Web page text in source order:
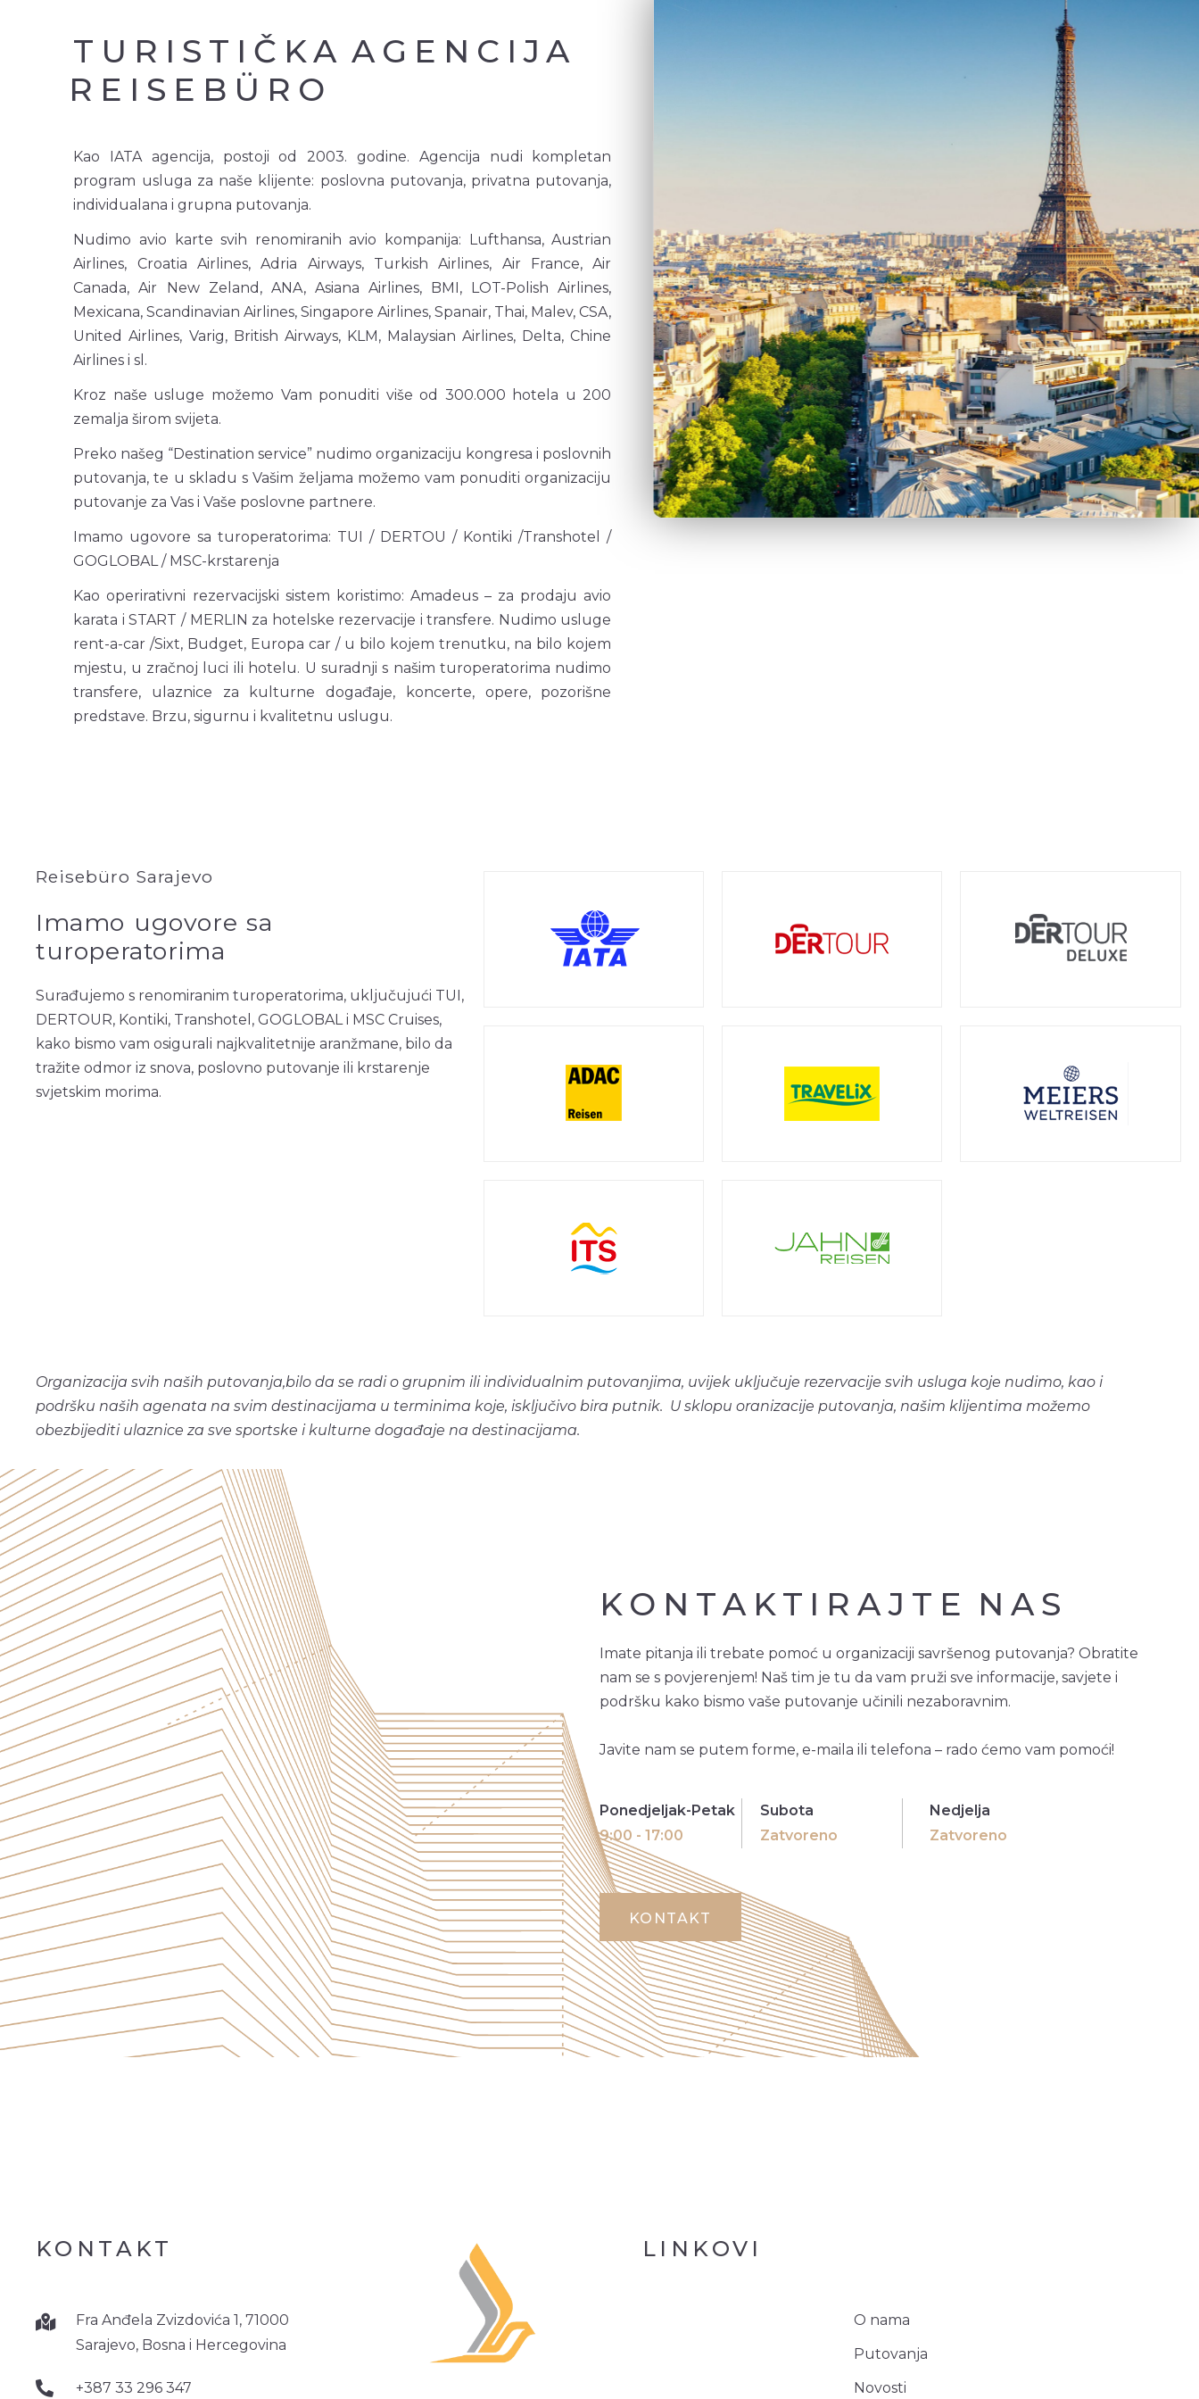
TURISTIČKA AGENCIJA
REISEBÜRO
Kao IATA agencija, postoji od 2003. godine. Agencija nudi kompletan
program usluga za naše klijente: poslovna putovanja, privatna putovanja,
individualana i grupna putovanja.
Nudimo avio karte svih renomiranih avio kompanija: Lufthansa, Austrian
Airlines, Croatia Airlines, Adria Airways, Turkish Airlines, Air France, Air
Canada, Air New Zeland, ANA, Asiana Airlines, BMI, LOT-Polish Airlines,
Mexicana, Scandinavian Airlines, Singapore Airlines, Spanair, Thai, Malev, CSA,
United Airlines, Varig, British Airways, KLM, Malaysian Airlines, Delta, Chine
Airlines i sl.
Kroz naše usluge možemo Vam ponuditi više od 300.000 hotela u 200
zemalja širom svijeta.
Preko našeg “Destination service” nudimo organizaciju kongresa i poslovnih
putovanja, te u skladu s Vašim željama možemo vam ponuditi organizaciju
putovanje za Vas i Vaše poslovne partnere.
Imamo ugovore sa turoperatorima: TUI / DERTOU / Kontiki /Transhotel /
GOGLOBAL / MSC-krstarenja
Kao operirativni rezervacijski sistem koristimo: Amadeus – za prodaju avio
karata i START / MERLIN za hotelske rezervacije i transfere. Nudimo usluge
rent-a-car /Sixt, Budget, Europa car / u bilo kojem trenutku, na bilo kojem
mjestu, u zračnoj luci ili hotelu. U suradnji s našim turoperatorima nudimo
transfere, ulaznice za kulturne događaje, koncerte, opere, pozorišne
predstave. Brzu, sigurnu i kvalitetnu uslugu.
Reisebüro Sarajevo
Imamo ugovore sa
turoperatorima
Surađujemo s renomiranim turoperatorima, uključujući TUI,
DERTOUR, Kontiki, Transhotel, GOGLOBAL i MSC Cruises,
kako bismo vam osigurali najkvalitetnije aranžmane, bilo da
tražite odmor iz snova, poslovno putovanje ili krstarenje
svjetskim morima.
Organizacija svih naših putovanja,bilo da se radi o grupnim ili individualnim putovanjima, uvijek uključuje rezervacije svih usluga koje nudimo, kao i
podršku naših agenata na svim destinacijama u terminima koje, isključivo bira putnik. U sklopu oranizacije putovanja, našim klijentima možemo
obezbijediti ulaznice za sve sportske i kulturne događaje na destinacijama.
KONTAKTIRAJTE NAS
Imate pitanja ili trebate pomoć u organizaciji savršenog putovanja? Obratite
nam se s povjerenjem! Naš tim je tu da vam pruži sve informacije, savjete i
podršku kako bismo vaše putovanje učinili nezaboravnim.
Javite nam se putem forme, e-maila ili telefona – rado ćemo vam pomoći!
Ponedjeljak-Petak
9:00 - 17:00
Subota
Zatvoreno
Nedjelja
Zatvoreno
KONTAKT
KONTAKT
Fra Anđela Zvizdovića 1, 71000
Sarajevo, Bosna i Hercegovina
+387 33 296 347
LINKOVI
O nama
Putovanja
Novosti